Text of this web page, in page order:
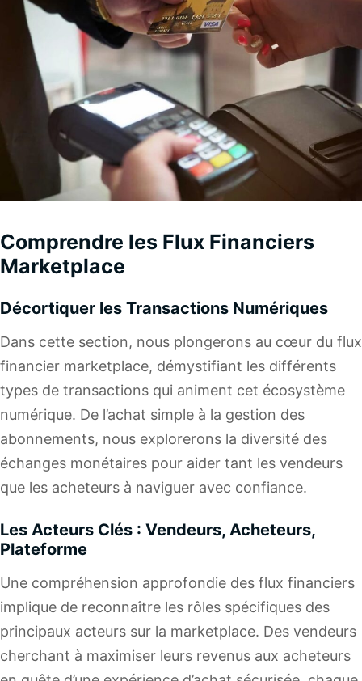
Comprendre les Flux Financiers
Marketplace
Décortiquer les Transactions Numériques
Dans cette section, nous plongerons au cœur du flux
financier marketplace, démystifiant les différents
types de transactions qui animent cet écosystème
numérique. De l’achat simple à la gestion des
abonnements, nous explorerons la diversité des
échanges monétaires pour aider tant les vendeurs
que les acheteurs à naviguer avec confiance.
Les Acteurs Clés : Vendeurs, Acheteurs,
Plateforme
Une compréhension approfondie des flux financiers
implique de reconnaître les rôles spécifiques des
principaux acteurs sur la marketplace. Des vendeurs
cherchant à maximiser leurs revenus aux acheteurs